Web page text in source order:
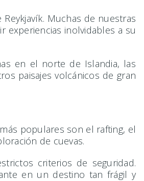
Reykjavík. Muchas de nuestras
experiencias inolvidables a su
en el norte de Islandia, las
paisajes volcánicos de gran
populares son el rafting, el
de cuevas.
criterios de seguridad.
en un destino tan frágil y